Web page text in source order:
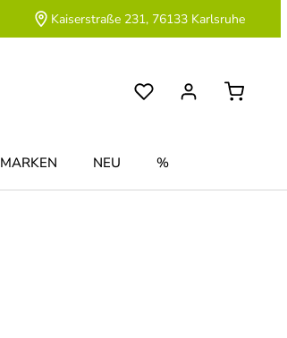
Kaiserstraße 231, 76133 Karlsruhe
MARKEN NEU %